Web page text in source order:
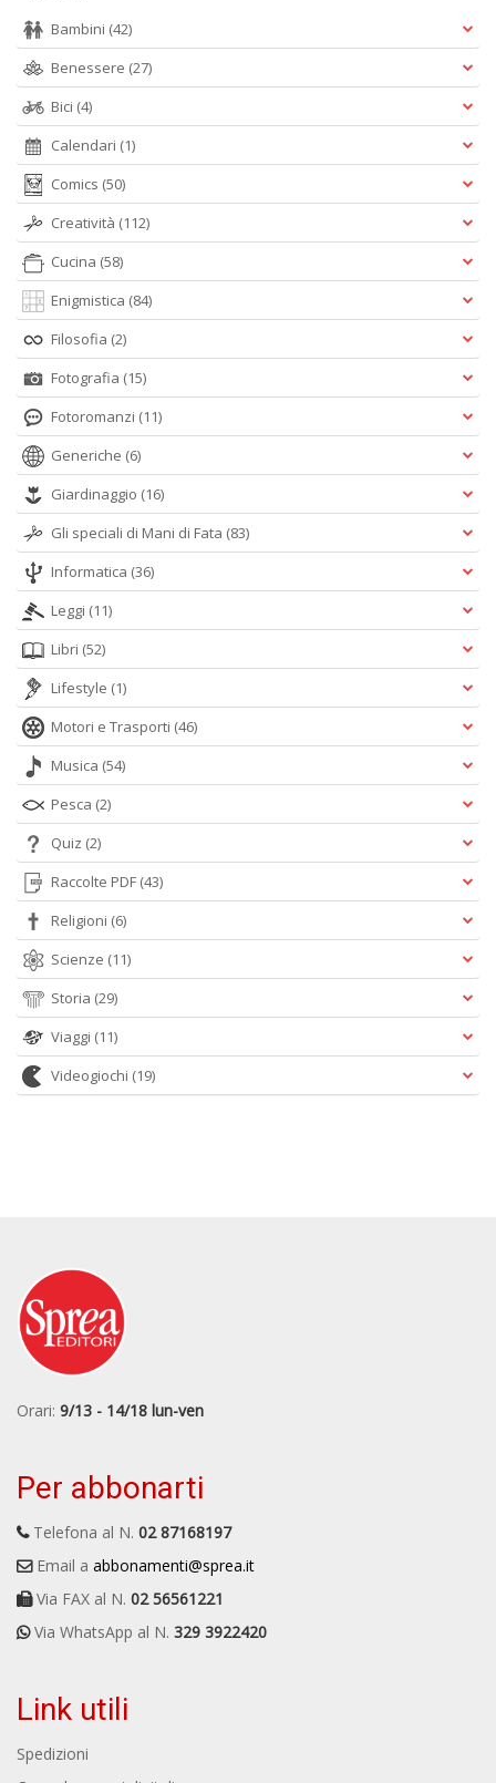
Bambini (42)
Benessere (27)
Bici (4)
Calendari (1)
Comics (50)
Creatività (112)
Cucina (58)
Enigmistica (84)
Filosofia (2)
Fotografia (15)
Fotoromanzi (11)
Generiche (6)
Giardinaggio (16)
Gli speciali di Mani di Fata (83)
Informatica (36)
Leggi (11)
Libri (52)
Lifestyle (1)
Motori e Trasporti (46)
Musica (54)
Pesca (2)
Quiz (2)
Raccolte PDF (43)
Religioni (6)
Scienze (11)
Storia (29)
Viaggi (11)
Videogiochi (19)
Orari: 9/13 - 14/18 lun-ven
Per abbonarti
Telefona al N. 02 87168197
Email a abbonamenti@sprea.it
Via FAX al N. 02 56561221
Via WhatsApp al N. 329 3922420
Link utili
Spedizioni